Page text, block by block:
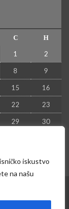
iskustvo
na našu
С
Н
1
2
8 9
15 16
22 23
29 30